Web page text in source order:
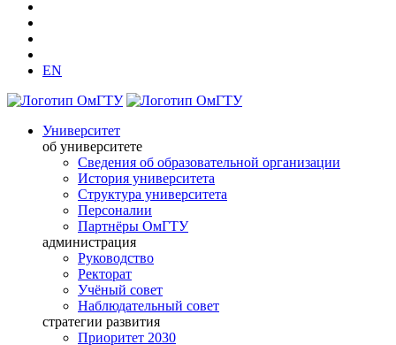
EN
Университет
об университете
Сведения об образовательной организации
История университета
Структура университета
Персоналии
Партнёры ОмГТУ
администрация
Руководство
Ректорат
Учёный совет
Наблюдательный совет
стратегии развития
Приоритет 2030